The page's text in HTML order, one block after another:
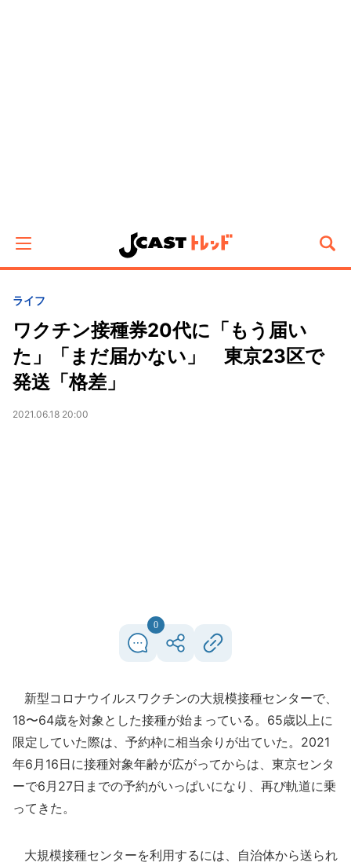
ライフ
ワクチン接種券20代に「もう届い
た」「まだ届かない」 東京23区で
発送「格差」
2021.06.18 20:00
0
新型コロナウイルスワクチンの大規模接種センターで、
18〜64歳を対象とした接種が始まっている。65歳以上に
限定していた際は、予約枠に相当余りが出ていた。2021
年6月16日に接種対象年齢が広がってからは、東京センタ
ーで6月27日までの予約がいっぱいになり、再び軌道に乗
ってきた。
大規模接種センターを利用するには、自治体から送られ